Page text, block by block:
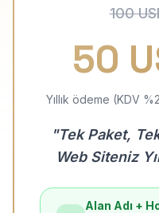
100
50
Yıllık ödeme (KDV
"Tek Paket,
Web Siteniz
Alan Adı +